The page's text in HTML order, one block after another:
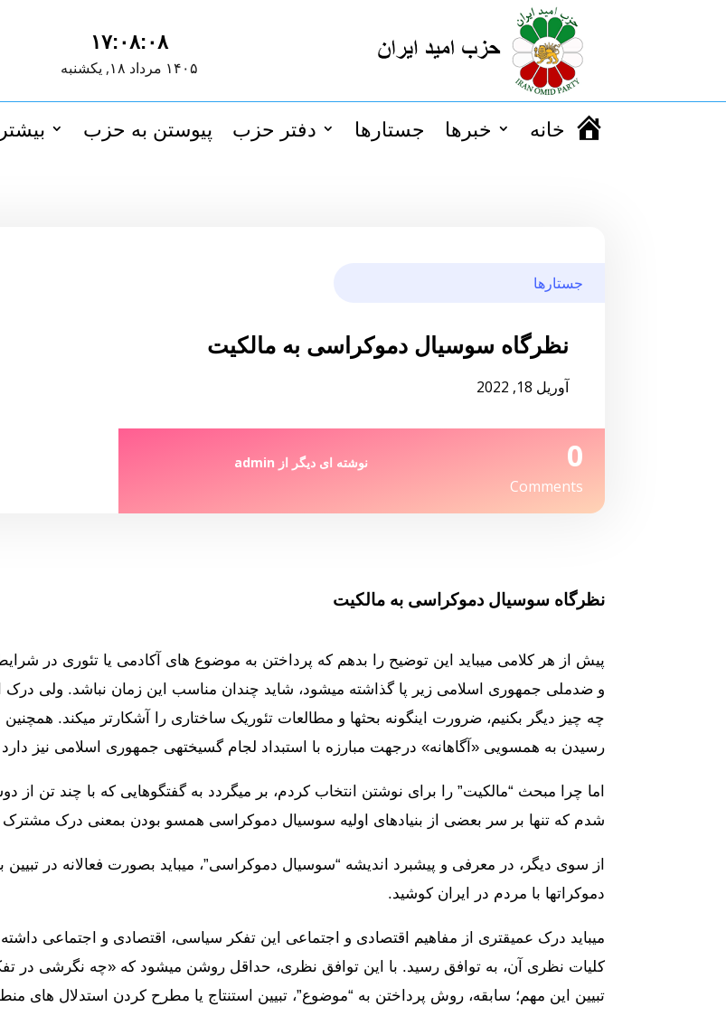
۱۷:۰۸:۰۸
۱۴۰۵ مرداد ۱۸, یکشنبه
خانه خبرها جستارها دفتر حزب پیوستن به حزب بیشتر
جستارها
نظرگاه سوسیال دموکراسی به مالکیت
آوریل 18, 2022
نوشته ای دیگر از admin 0
Comments
نظرگاه سوسیال دموکراسی به مالکیت
پیش از هر کلامی میباید این توضیح را بدهم که پرداختن به موضوع های آکادمی یا تئوری در
و ضدملی جمهوری اسلامی زیر پا گذاشته میشود، شاید چندان مناسب این زمان نباشد. ولی درک
چه چیز دیگر بکنیم، ضرورت اینگونه بحثها و مطالعات تئوریک ساختاری را آشکارتر میکند.
رسیدن به همسویی «آگاهانه» درجهت مبارزه با استبداد لجام گسیخته‎ی جمهوری اسلامی نیز دارد که نباید ضرورت آنرا فراموش کنیم.
اما چرا مبحث “مالکیت” را برای نوشتن انتخاب کردم، بر میگردد به گفتگوهایی که با چند تن
شدم که تنها بر سر بعضی از بنیادهای اولیه سوسیال دموکراسی همسو بودن بمعنی درک
دموکراتها با مردم در ایران کوشید.
میباید درک عمیقتری از مفاهیم اقتصادی و اجتماعی این تفکر سیاسی، اقتصادی و اجتماعی
کلیات نظری آن، به توافق رسید. با این توافق نظری، حداقل روشن میشود که «چه نگرشی در
تبیین این مهم؛ سابقه، روش پرداختن به “موضوع”، تبیین استنتاج یا مطرح کردن استدلال های